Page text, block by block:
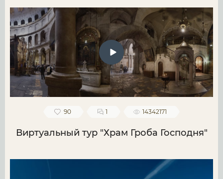
90 1 14342171
Виртуальный тур "Храм Гроба Господня"